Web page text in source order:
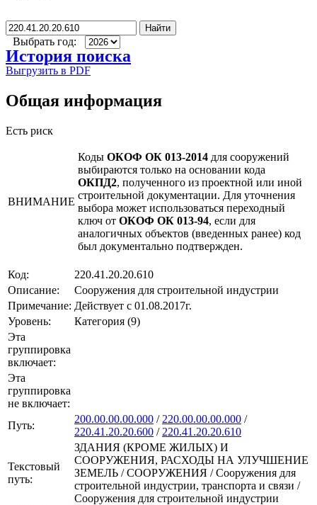
Найти
Выбрать год:
История поиска
Выгрузить в PDF
Общая информация
Есть риск
ВНИМАНИЕ
Коды ОКОФ ОК 013-2014 для сооружений
выбираются только на основании кода
ОКПД2, полученного из проектной или иной
строительной документации. Для уточнения
выбора может использоваться переходный
ключ от ОКОФ ОК 013-94, если для
аналогичных объектов (введенных ранее) код
был документально подтвержден.
Код:
220.41.20.20.610
Описание:
Сооружения для строительной индустрии
Примечание: Действует с 01.08.2017г.
Уровень:
Категория (9)
Эта
группировка
включает:
Эта
группировка
не включает:
Путь:
200.00.00.00.000 / 220.00.00.00.000 /
220.41.20.20.600 / 220.41.20.20.610
Текстовый
путь:
ЗДАНИЯ (КРОМЕ ЖИЛЫХ) И
СООРУЖЕНИЯ, РАСХОДЫ НА УЛУЧШЕНИЕ
ЗЕМЕЛЬ / СООРУЖЕНИЯ / Сооружения для
строительной индустрии, транспорта и связи /
Сооружения для строительной индустрии